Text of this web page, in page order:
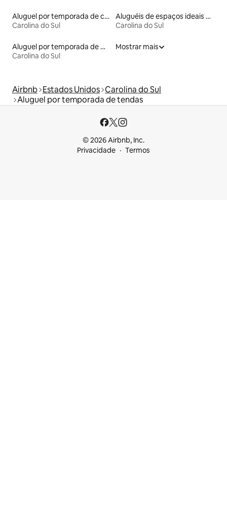
Aluguel por temporada de casas arredondadas
Carolina do Sul
Aluguéis de espaços ideais para famílias
Carolina do Sul
Aluguel por temporada de microcasas
Carolina do Sul
Mostrar mais
Airbnb Estados Unidos Carolina do Sul
Aluguel por temporada de tendas
© 2026 Airbnb, Inc.
Privacidade
Termos